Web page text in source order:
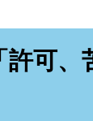
可、